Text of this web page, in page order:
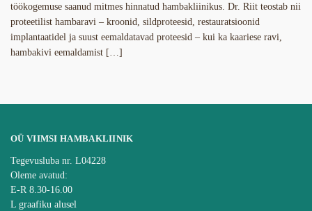
töökogemuse saanud mitmes hinnatud hambakliinikus. Dr. Riit teostab nii
proteetilist hambaravi – kroonid, sildproteesid, restauratsioonid
implantaatidel ja suust eemaldatavad proteesid – kui ka kaariese ravi,
hambakivi eemaldamist […]
OÜ VIIMSI HAMBAKLIINIK
Tegevusluba nr. L04228
Oleme avatud:
E-R 8.30-16.00
L graafiku alusel